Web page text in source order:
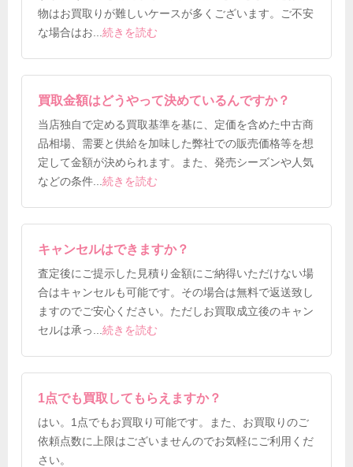
物はお買取りが難しいケースが多くございます。ご不安
な場合はお...続きを読む
買取金額はどうやって決めているんですか？
当店独自で定める買取基準を基に、定価を含めた中古商
品相場、需要と供給を加味した弊社での販売価格等を想
定して金額が決められます。また、発売シーズンや人気
などの条件 ...続きを読む
キャンセルはできますか？
査定後にご提示した見積り金額にご納得いただけない場
合はキャンセルも可能です。その場合は無料で返送致し
ますのでご安心ください。ただしお買取成立後のキャン
セルは承っ
...続きを読む
1点でも買取してもらえますか？
はい。1点でもお買取り可能です。また、お買取りのご
依頼点数に上限はございませんのでお気軽にご利用くだ
さい。